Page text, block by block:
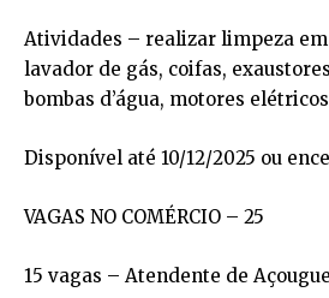
Atividades – realizar limpeza
lavador de gás, coifas,
bombas d’água, motores
Disponível até 10/12/2025 ou
VAGAS NO COMÉRCIO – 25
15 vagas – Atendente de Açougue